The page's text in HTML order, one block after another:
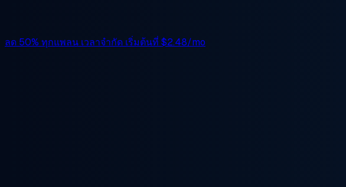
ลด 50% ทุกแพลน เวลาจำกัด เริ่มต้นที่ $2.48/mo